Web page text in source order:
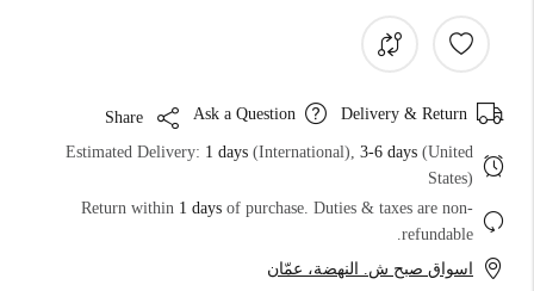
Delivery & Return
Ask a Question
Estimated Delivery: 1 days (International), 3-6 days (United
States)
Return within 1 days of purchase. Duties & taxes are non-
refundable.
اسواق صبح ش. النهضة، عمّان